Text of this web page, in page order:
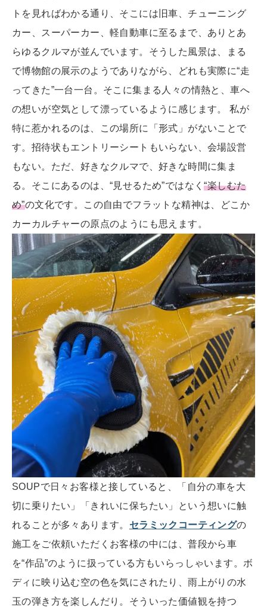
トを見ればわかる通り、そこには旧車、チューニング
カー、スーパーカー、軽自動車に至るまで、ありとあ
らゆるクルマが並んでいます。そうした風景は、まる
で博物館の展示のようでありながら、どれも実際に“走
ってきた”一台一台。そこに集まる人々の情熱と、車へ
の想いが空気として漂っているように感じます。 私が
特に惹かれるのは、この場所に「形式」がないことで
す。招待状もエントリーシートもいらない、会場設営
もない。ただ、好きなクルマで、好きな時間に集ま
る。そこにあるのは、“見せるため”ではなく“楽しむた
め”の文化です。この自由でフラットな精神は、どこか
カーカルチャーの原点のようにも思えます。
SOUPで日々お客様と接していると、「自分の車を大
切に乗りたい」「きれいに保ちたい」という想いに触
れることが多々あります。 セラミックコーティングの
施工をご依頼いただくお客様の中には、普段から車
を“作品”のように扱っている方もいらっしゃいます。ボ
ディに映り込む空の色を気にされたり、雨上がりの水
玉の弾き方を楽しんだり。そういった価値観を持つ